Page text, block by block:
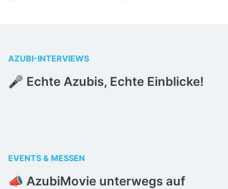
AZUBI-INTERVIEWS
🎤 Echte Azubis, Echte Einblicke!
EVENTS & MESSEN
📣 AzubiMovie unterwegs auf